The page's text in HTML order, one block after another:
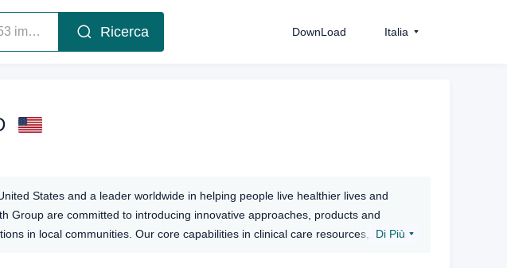
Ricerca DownLoad Italia
States and a leader worldwide in helping people live healthier lives and
Group are committed to introducing innovative approaches, products and
in local communities. Our core capabilities in clinical care resources,
Di Più